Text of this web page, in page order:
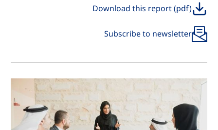
Download this report (pdf)
Subscribe to newsletter